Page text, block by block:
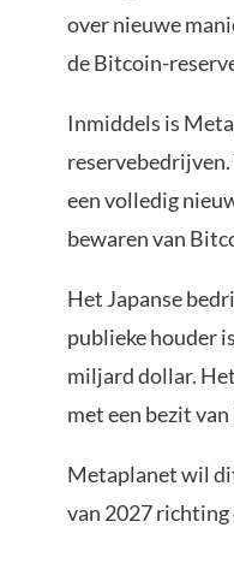
over nieuwe
de Bitcoin-
Inmiddels is
een volledig
bewaren van
Het Japanse
publieke houder
miljard dollar.
met een bezit
Metaplanet wil
van 2027 richting